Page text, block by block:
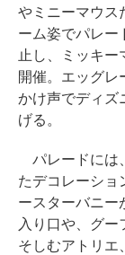
やミニーマウス
ーム姿でパレー
止し、ミッキ
開催。エッグレ
かけ声でディズ
げる。
パレードには
たデコレーショ
ースターバニー
入り口や、グ
そしむアトリエ